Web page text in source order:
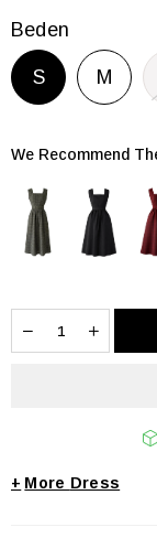
Beden
S M
We Recommend
+ Dress